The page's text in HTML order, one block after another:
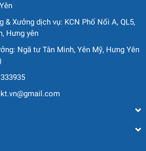
& Xưởng dịch vụ: KCN Phố Nối A, QL5,
Hưng yên
Ngã tư Tân Minh, Yên Mỹ, Hưng Yên